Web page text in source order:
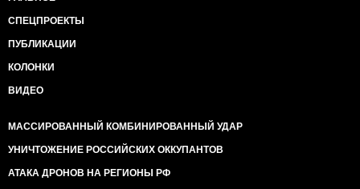
СПЕЦПРОЕКТЫ
ПУБЛИКАЦИИ
КОЛОНКИ
ВИДЕО
МАССИРОВАННЫЙ КОМБИНИРОВАННЫЙ УДАР
УНИЧТОЖЕНИЕ РОССИЙСКИХ ОККУПАНТОВ
АТАКА ДРОНОВ НА РЕГИОНЫ РФ